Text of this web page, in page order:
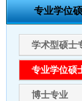
专业学位
学术型硕士
专业学位硕
博士专业